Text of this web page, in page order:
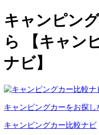
キャンピン
ら 【キャン
ナビ】
キャンピングカーをお探し
キャンピングカー比較ナビ